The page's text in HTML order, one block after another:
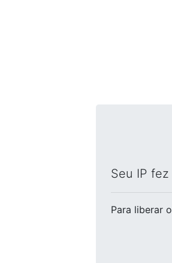
Seu IP
Para liberar